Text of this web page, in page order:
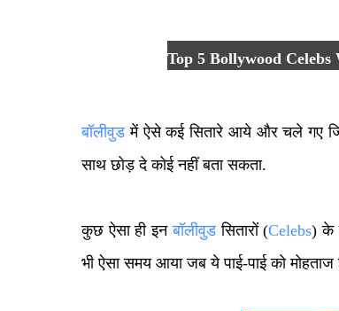
Top 5 Bollywood
बॉलीवुडमें ऐसे कई सितारे आये और चले गए
साथ छोड़ दे कोई नहीं बता सकता.
कुछ ऐसा ही इनबॉलीवुडसितारों (Celebs) के
भी ऐसा समय आया जब ये पाई-पाई को मोहताज